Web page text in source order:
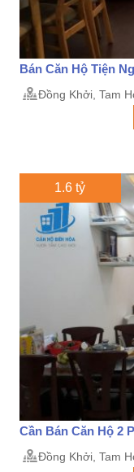
Bán Căn Hộ Tiện
Đồng Khởi, Tam
1.6 tỷ
Cần Bán Căn Hộ 2
Đồng Khởi, Tam